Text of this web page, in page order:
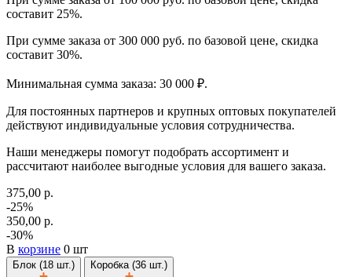
составит 25%.
При сумме заказа от 300 000 руб. по базовой цене, скидка
составит 30%.
Минимальная сумма заказа: 30 000 ₽.
Для постоянных партнеров и крупных оптовых покупателей
действуют индивидуальные условия сотрудничества.
Наши менеджеры помогут подобрать ассортимент и
рассчитают наиболее выгодные условия для вашего заказа.
375,00 р.
-25%
350,00 р.
-30%
В корзине 0 шт
Блок (18 шт.) Коробка (36 шт.)